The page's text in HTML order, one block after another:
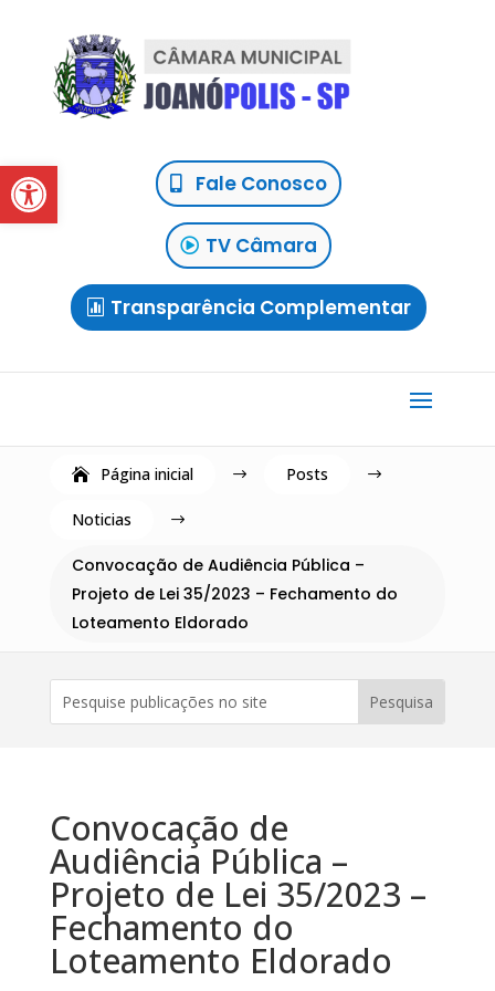
Abrir a barra de ferramentasFale Conosco
TV Câmara
Transparência Complementar
Página inicial $ Posts $
Noticias $
Convocação de Audiência Pública –
Projeto de Lei 35/2023 – Fechamento do
Loteamento Eldorado
Convocação de
Audiência Pública –
Projeto de Lei 35/2023 –
Fechamento do
Loteamento Eldorado